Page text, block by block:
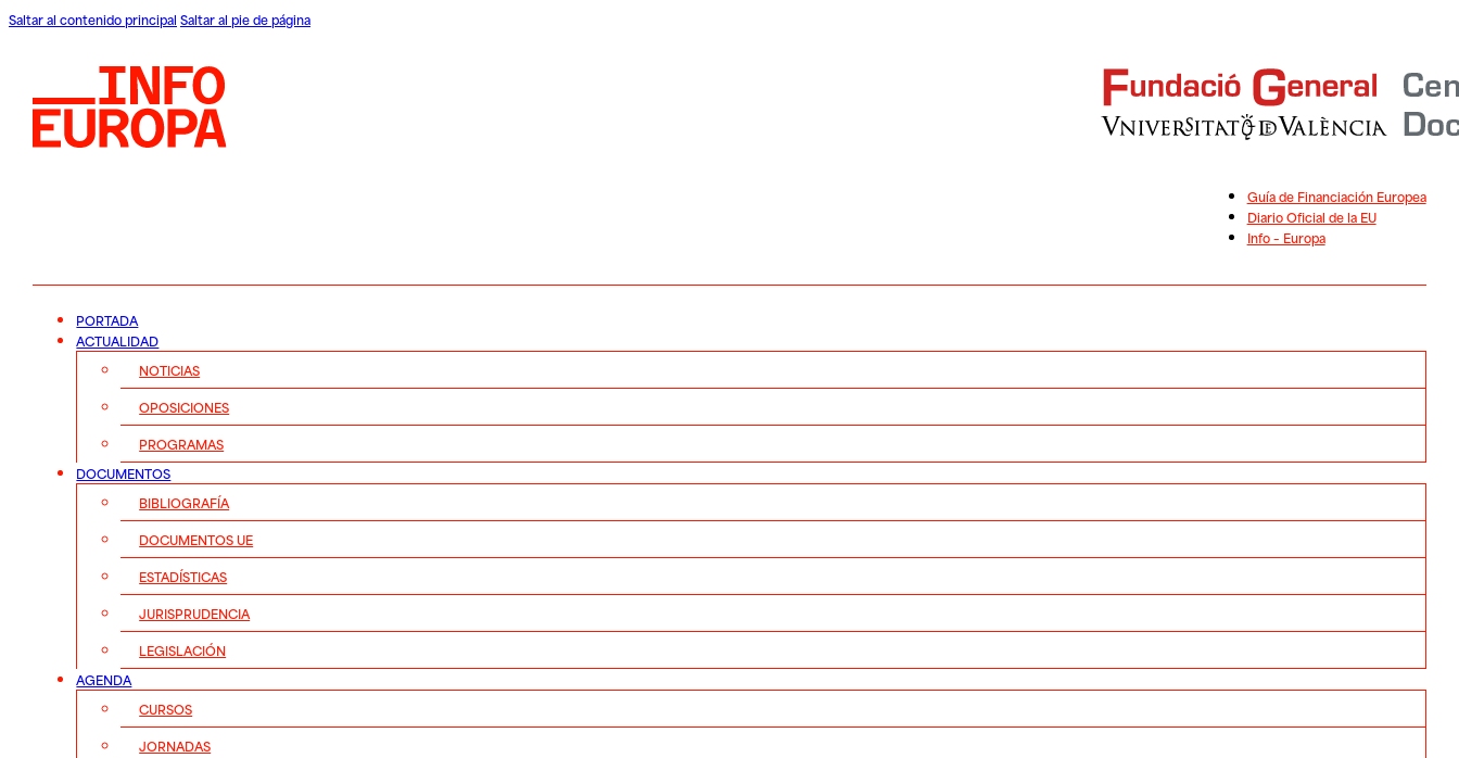
Saltar al contenido principal Saltar al pie de página
Guía de Financiación Europea
Diario Oficial de la EU
Info – Europa
PORTADA
ACTUALIDAD
NOTICIAS
OPOSICIONES
PROGRAMAS
DOCUMENTOS
BIBLIOGRAFÍA
DOCUMENTOS UE
ESTADÍSTICAS
JURISPRUDENCIA
LEGISLACIÓN
AGENDA
CURSOS
JORNADAS